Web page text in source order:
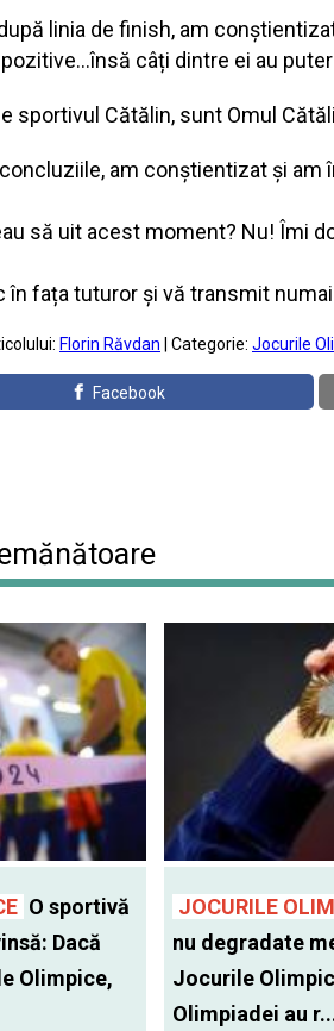
linia de finish, am
câți dintre ei au
sportivul Cătălin, sunt Omul
am conștientizat și am
să uit acest moment? Nu! Îmi
în fața tuturor și vă transmit
Florin Răvdan | Categorie: Jocurile
Facebook
O sportivă
Dacă
Olimpice,
JOCURILE
nu degradate
Jocurile
Olimpiadei au